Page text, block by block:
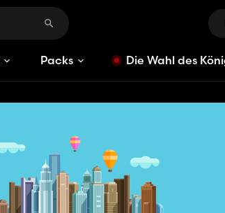
Packs Die Wahl des